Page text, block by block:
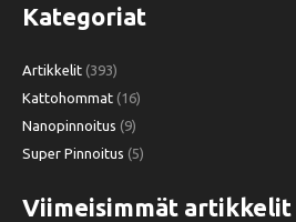
Kategoriat
Artikkelit (393)
Kattohommat (16)
Nanopinnoitus (9)
Super Pinnoitus (5)
Viimeisimmät artikkelit